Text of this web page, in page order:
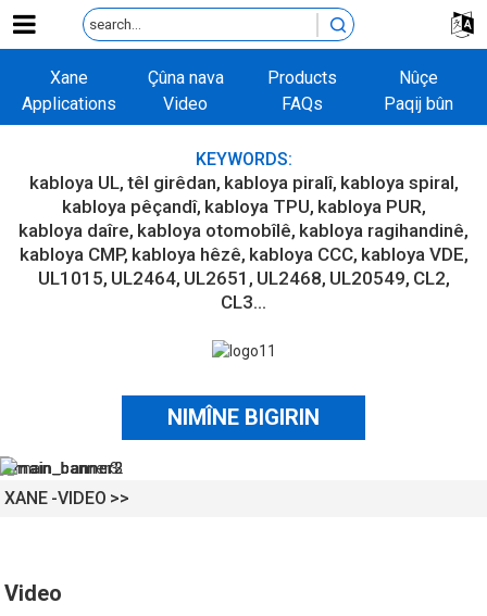
Xane Çûna nava Products
Nûçe
Applications
Video FAQs Paqij bûn
KEYWORDS:
kabloya UL têl girêdan kabloya piralî kabloya spiral
kabloya pêçandî kabloya TPU kabloya PUR
kabloya daîre kabloya otomobîlê kabloya ragihandinê
kabloya CMP kabloya hêzê kabloya CCC kabloya VDE
UL1015 UL2464 UL2651 UL2468 UL20549 CL2
CL3...
NIMÎNE BIGIRIN
XANE VIDEO
Video